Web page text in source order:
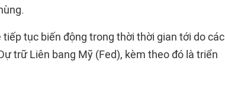
tục biến động trong thời thời gian tới do các
trữ Liên bang Mỹ (Fed), kèm theo đó là triển